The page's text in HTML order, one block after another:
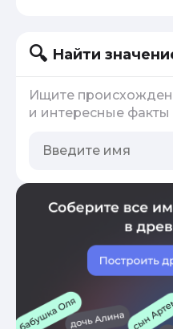
Найти
Ищите
и интересные